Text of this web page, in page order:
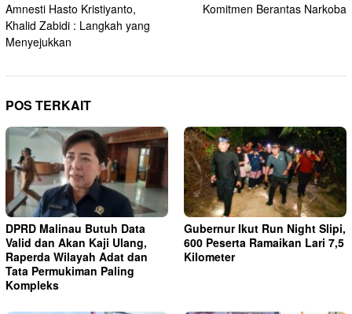
Amnesti Hasto Kristiyanto,
Khalid Zabidi : Langkah yang
Menyejukkan
Komitmen Berantas Narkoba
POS TERKAIT
DPRD Malinau Butuh Data
Valid dan Akan Kaji Ulang,
Raperda Wilayah Adat dan
Tata Permukiman Paling
Kompleks
Gubernur Ikut Run Night Slipi,
600 Peserta Ramaikan Lari 7,5
Kilometer